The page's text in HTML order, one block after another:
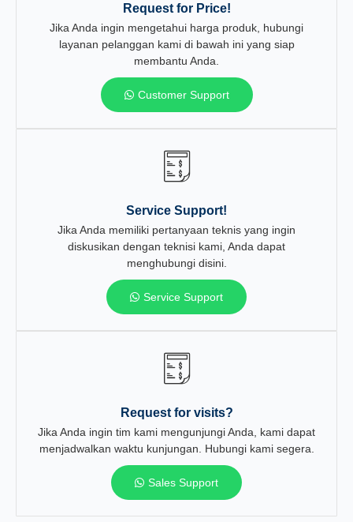
Request for Price!
Jika Anda ingin mengetahui harga produk, hubungi
layanan pelanggan kami di bawah ini yang siap
membantu Anda.
Customer Support
Service Support!
Jika Anda memiliki pertanyaan teknis yang ingin
diskusikan dengan teknisi kami, Anda dapat
menghubungi disini.
Service Support
Request for visits?
Jika Anda ingin tim kami mengunjungi Anda, kami dapat
menjadwalkan waktu kunjungan. Hubungi kami segera.
Sales Support